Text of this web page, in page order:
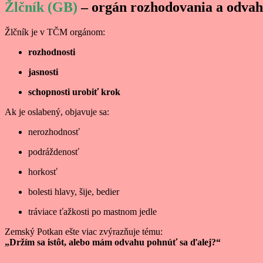
Žlčník (GB) – orgán rozhodovania a
Žlčník je v TČM orgánom:
rozhodnosti
jasnosti
schopnosti urobiť krok
Ak je oslabený, objavuje sa:
nerozhodnosť
podráždenosť
horkosť
bolesti hlavy, šije, bedier
tráviace ťažkosti po mastnom jedle
Zemský Potkan ešte viac zvýrazňuje tému:
„Držím sa istôt, alebo mám odvahu pohnúť sa ďalej?“